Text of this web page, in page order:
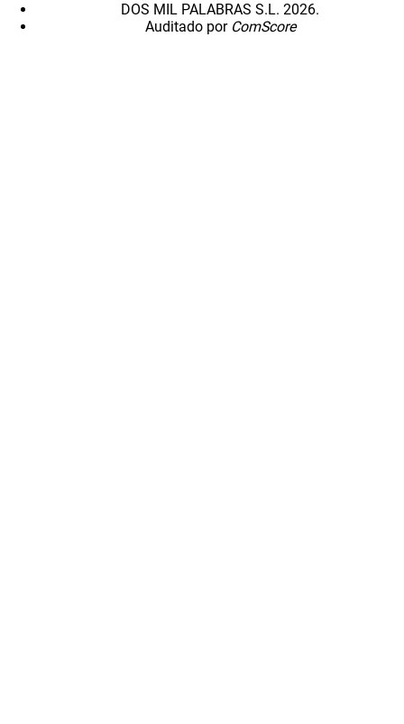
DOS MIL PALABRAS S.L. 2026.
Auditado por ComScore